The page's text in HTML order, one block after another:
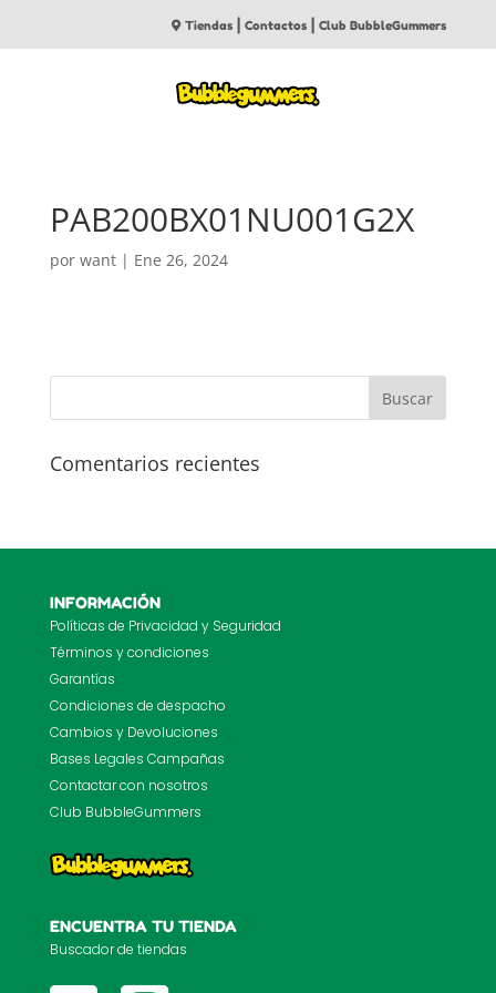
Tiendas |Contactos |Club BubbleGummers
PAB200BX01NU001G2X
por want| Ene 26, 2024
Comentarios recientes
INFORMACIÓN
Políticas de Privacidad y Seguridad
Términos y condiciones
Garantías
Condiciones de despacho
Cambios y Devoluciones
Bases Legales Campañas
Contactar con nosotros
Club BubbleGummers
ENCUENTRA TU TIENDA
Buscador de tiendas